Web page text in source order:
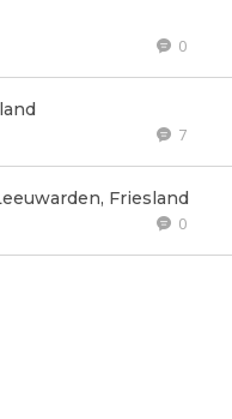
0
7
Friesland
0